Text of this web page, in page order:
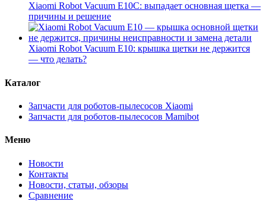
Xiaomi Robot Vacuum E10C: выпадает основная щетка —
причины и решение
Xiaomi Robot Vacuum E10: крышка щетки не держится
— что делать?
Каталог
Запчасти для роботов-пылесосов Xiaomi
Запчасти для роботов-пылесосов Mamibot
Меню
Новости
Контакты
Новости, статьи, обзоры
Сравнение